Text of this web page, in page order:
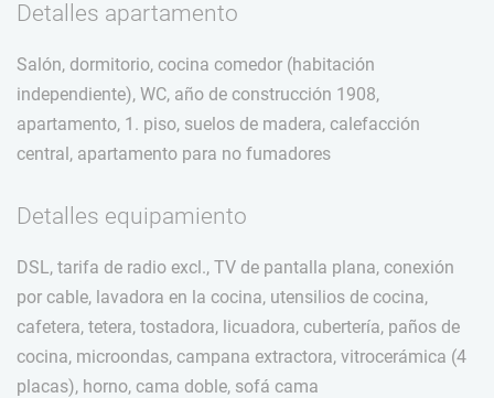
Detalles apartamento
Salón, dormitorio, cocina comedor (habitación
independiente), WC, año de construcción 1908,
apartamento, 1. piso, suelos de madera, calefacción
central, apartamento para no fumadores
Detalles equipamiento
DSL, tarifa de radio excl., TV de pantalla plana, conexión
por cable, lavadora en la cocina, utensilios de cocina,
cafetera, tetera, tostadora, licuadora, cubertería, paños de
cocina, microondas, campana extractora, vitrocerámica (4
placas), horno, cama doble, sofá cama